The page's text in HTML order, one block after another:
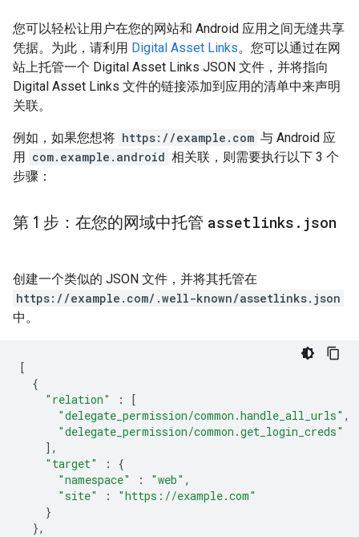
您可以轻松让用户在您的网站和 Android 应用之间无缝共享
凭据。为此，请利用 Digital Asset Links。您可以通过在网
站上托管一个 Digital Asset Links JSON 文件，并将指向
Digital Asset Links 文件的链接添加到应用的清单中来声明
关联。
例如，如果您想将 https://example.com 与 Android 应
用 com.example.android 相关联，则需要执行以下 3 个
步骤：
第 1 步：在您的网域中托管 assetlinks . json
创建一个类似的 JSON 文件，并将其托管在
https://example.com/.well-known/assetlinks.json
中。
[
{
"relation"
:
[
"delegate_permission/common.handle_all_urls" ,
"delegate_permission/common.get_login_creds"
],
"target"
:
{
"namespace"
: "web" ,
"site"
:
"https://example.com"
}
},